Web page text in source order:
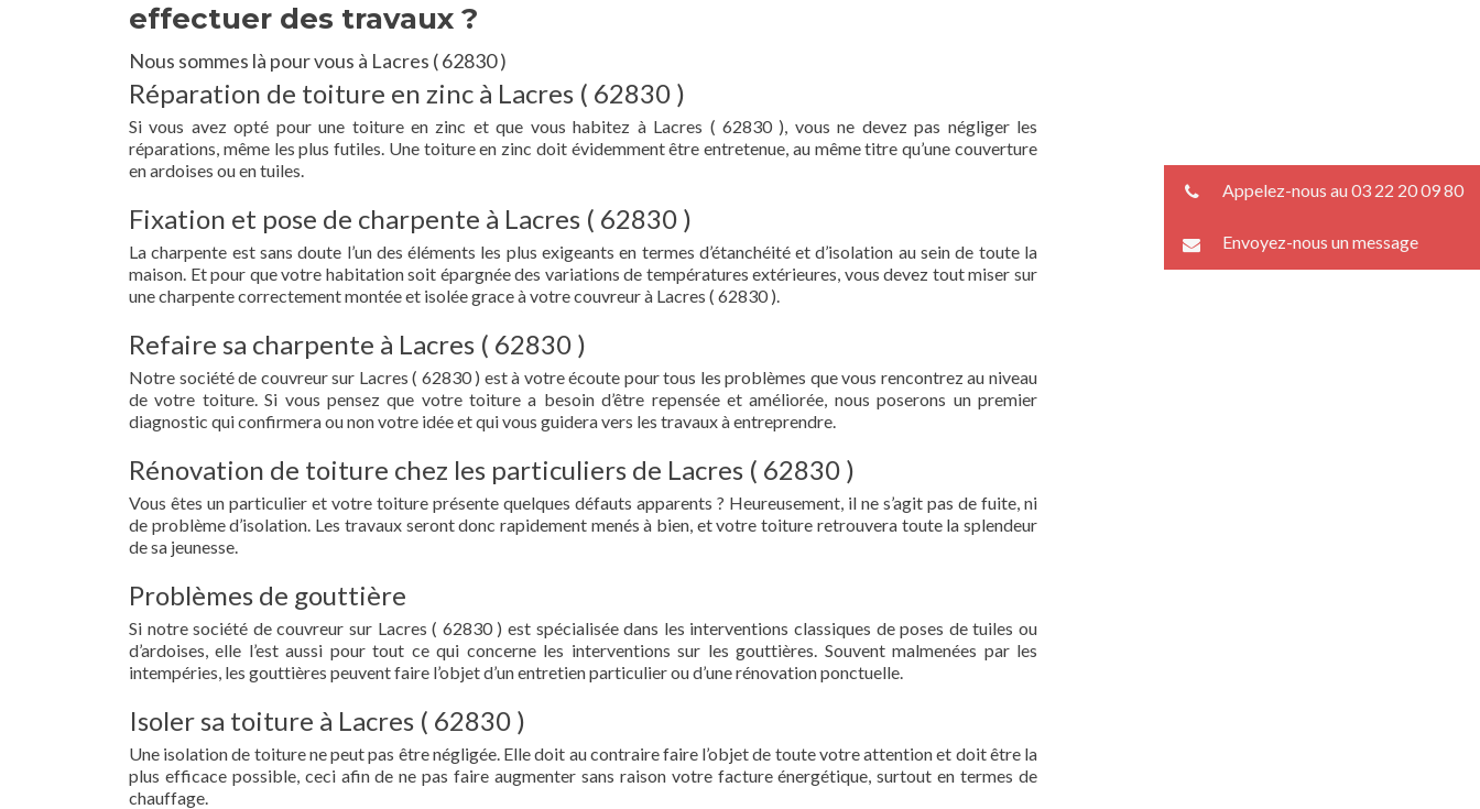
effectuer des travaux ?
Nous sommes là pour vous à Lacres ( 62830 )
Réparation de toiture en zinc à Lacres ( 62830 )
Si vous avez opté pour une toiture en zinc et que vous habitez à Lacres ( 62830 ), vous ne devez pas négliger les
réparations, même les plus futiles. Une toiture en zinc doit évidemment être entretenue, au même titre qu’une couverture
en ardoises ou en tuiles.
Fixation et pose de charpente à Lacres ( 62830 )
La charpente est sans doute l’un des éléments les plus exigeants en termes d’étanchéité et d’isolation au sein de toute la
maison. Et pour que votre habitation soit épargnée des variations de températures extérieures, vous devez tout miser sur
une charpente correctement montée et isolée grace à votre couvreur à Lacres ( 62830 ).
Refaire sa charpente à Lacres ( 62830 )
Notre société de couvreur sur Lacres ( 62830 ) est à votre écoute pour tous les problèmes que vous rencontrez au niveau
de votre toiture. Si vous pensez que votre toiture a besoin d’être repensée et améliorée, nous poserons un premier
diagnostic qui confirmera ou non votre idée et qui vous guidera vers les travaux à entreprendre.
Rénovation de toiture chez les particuliers de Lacres ( 62830 )
Vous êtes un particulier et votre toiture présente quelques défauts apparents ? Heureusement, il ne s’agit pas de fuite, ni
de problème d’isolation. Les travaux seront donc rapidement menés à bien, et votre toiture retrouvera toute la splendeur
de sa jeunesse.
Problèmes de gouttière
Si notre société de couvreur sur Lacres ( 62830 ) est spécialisée dans les interventions classiques de poses de tuiles ou
d’ardoises, elle l’est aussi pour tout ce qui concerne les interventions sur les gouttières. Souvent malmenées par les
intempéries, les gouttières peuvent faire l’objet d’un entretien particulier ou d’une rénovation ponctuelle.
Isoler sa toiture à Lacres ( 62830 )
Une isolation de toiture ne peut pas être négligée. Elle doit au contraire faire l’objet de toute votre attention et doit être la
plus efficace possible, ceci afin de ne pas faire augmenter sans raison votre facture énergétique, surtout en termes de
chauffage.
Appelez-nous au 03 22 20 09 80
Envoyez-nous un message